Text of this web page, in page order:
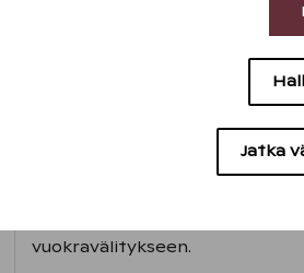
vuokravälitykseen.
Suorituskyvyn evästeet
Sisällön kohdentamisen
Jatka